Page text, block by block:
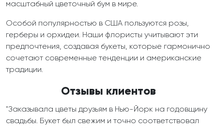
масштабный цветочный бум в мире.
Особой популярностью в США пользуются розы,
герберы и орхидеи. Наши флористы учитывают эти
предпочтения, создавая букеты, которые гармонично
сочетают современные тенденции и американские
традиции.
Отзывы клиентов
"Заказывала цветы друзьям в Нью-Йорк на годовщину
свадьбы. Букет был свежим и точно соответствовал